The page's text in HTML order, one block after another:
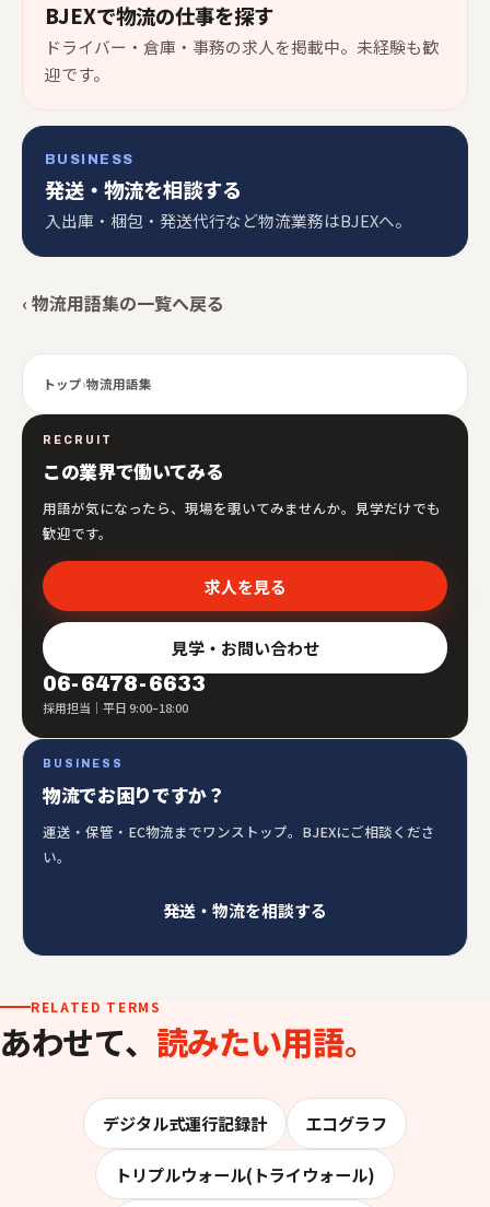
BJEXで物流の仕事を探す
ドライバー・倉庫・事務の求人を掲載中。未経験も歓
迎です。
BUSINESS
発送・物流を相談する
入出庫・梱包・発送代行など物流業務はBJEXへ。
‹ 物流用語集の一覧へ戻る
トップ›物流用語集
RECRUIT
この業界で働いてみる
用語が気になったら、現場を覗いてみませんか。見学だけでも
歓迎です。
求人を見る
見学・お問い合わせ
06-6478-6633
採用担当｜平日 9:00–18:00
BUSINESS
物流でお困りですか？
運送・保管・EC物流までワンストップ。BJEXにご相談くださ
い。
発送・物流を相談する
RELATED TERMS
あわせて、 読みたい用語。
デジタル式運行記録計 エコグラフ
トリプルウォール(トライウォール)